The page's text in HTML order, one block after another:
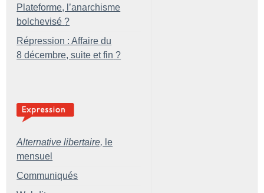
Plateforme, l’anarchisme
bolchevisé ?
Répression : Affaire du
8 décembre, suite et fin ?
Alternative libertaire, le
mensuel
Communiqués